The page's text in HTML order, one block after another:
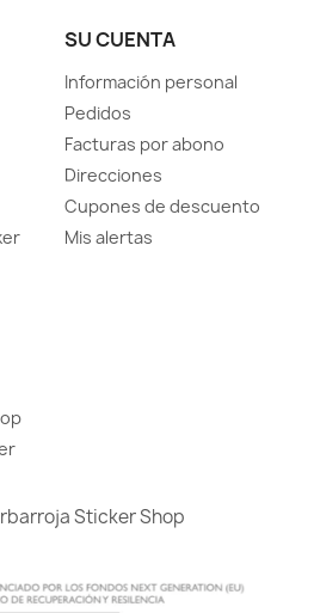
SU CUENTA
Información personal
Pedidos
Facturas por abono
Direcciones
Cupones de descuento
Mis alertas
Sticker Shop